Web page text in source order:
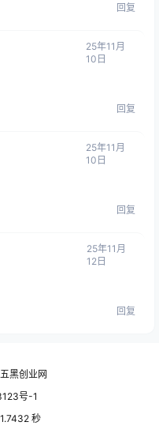
回复
25年11月
10日
回复
25年11月
10日
回复
25年11月
12日
回复
五黑创业网
号-1
秒